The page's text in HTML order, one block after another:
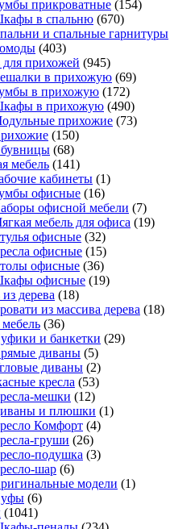
прикроватные (154)
в спальню (670)
и спальные гарнитуры
(403)
прихожей (945)
в прихожую (69)
в прихожую (172)
в прихожую (490)
прихожие (73)
(150)
(68)
мебель (141)
кабинеты (1)
офисные (16)
офисной мебели (7)
мебель для офиса (19)
офисные (32)
офисные (15)
офисные (36)
офисные (19)
дерева (18)
из массива дерева (18)
(36)
и банкетки (29)
диваны (5)
диваны (2)
кресла (53)
мешки (12)
и плюшки (1)
Комфорт (4)
груши (26)
подушка (3)
шар (6)
модели (1)
(6)
(1041)